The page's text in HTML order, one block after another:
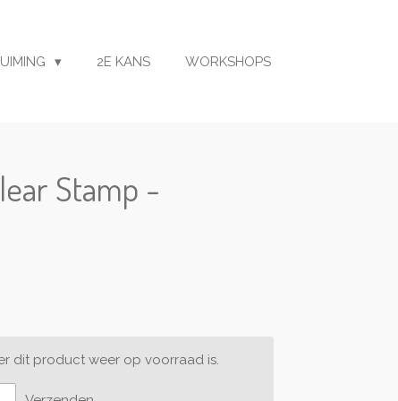
2E KANS
WORKSHOPS
Stamp -
dit product weer op voorraad is.